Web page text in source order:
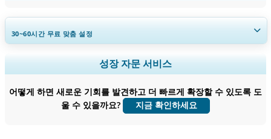
30~60시간무료 맞춤 설정
지역 및 국가 범위 확장, 세그먼트 분석, 기업 프로필, 경쟁 벤치마킹, 및 최
종 사용자 인사이트.
지금 맞춤 설정
성장 자문 서비스
어떻게 하면 새로운 기회를 발견하고 더 빠르게 확장할 수 있도록 도
울 수 있을까요?
지금 확인하세요